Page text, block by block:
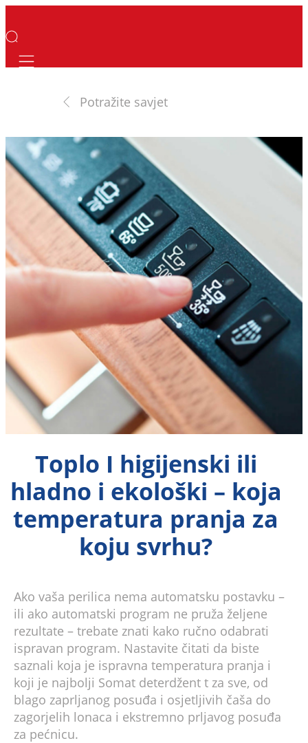
Mobile navigation
Potražite savjet
Toplo I higijenski ili
hladno i ekološki – koja
temperatura pranja za
koju svrhu?
Ako vaša perilica nema automatsku postavku –
ili ako automatski program ne pruža željene
rezultate – trebate znati kako ručno odabrati
ispravan program. Nastavite čitati da biste
saznali koja je ispravna temperatura pranja i
koji je najbolji Somat deterdžent t za sve, od
blago zaprljanog posuđa i osjetljivih čaša do
zagorjelih lonaca i ekstremno prljavog posuđa
za pećnicu.